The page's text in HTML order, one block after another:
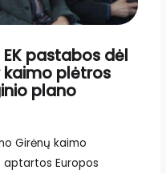
pastabos dėl
kaimo plėtros
plano
Girėnų kaimo
Europos